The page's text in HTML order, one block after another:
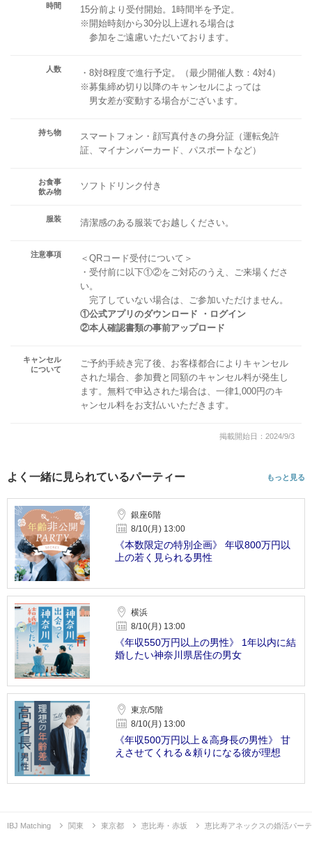
時間
15分前より受付開始。1時間半を予定。
※開始時刻から30分以上遅れる場合は
参加をご遠慮いただいております。
人数
・8対8程度で進行予定。（最少開催人数：4対4）
※募集締め切り以降のキャンセルによっては
男女差が変動する場合がございます。
持ち物
スマートフォン・顔写真付きの身分証（運転免許
証、マイナンバーカード、パスポートなど）
お食事
飲み物
ソフトドリンク付き
服装 清潔感のある服装でお越しください。
注意事項
＜QRコード受付について＞
・受付前に以下①②をご対応のうえ、ご来場くださ
い。
完了していない場合は、ご参加いただけません。
①公式アプリのダウンロード ・ログイン
②本人確認書類の事前アップロード
キャンセル
について
ご予約手続き完了後、お客様都合によりキャンセル
された場合、参加費と同額のキャンセル料が発生し
ます。無料で申込された場合は、一律1,000円のキ
ャンセル料をお支払いいただきます。
掲載開始日：2024/9/3
よく一緒に見られているパーティー もっと見る
銀座6階
8/10(月) 13:00
《本数限定の特別企画》 年収800万円以
上の若く見られる男性
横浜
8/10(月) 13:00
《年収550万円以上の男性》 1年以内に結
婚したい神奈川県居住の男女
東京/5階
8/10(月) 13:00
《年収500万円以上＆高身長の男性》 甘
えさせてくれる＆頼りになる彼が理想
IBJ Matching 関東 東京都 恵比寿・赤坂 恵比寿アネックスの婚活パー